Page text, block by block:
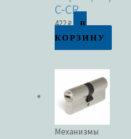
C-CR
422₽
В
КОРЗИНУ
Механизмы